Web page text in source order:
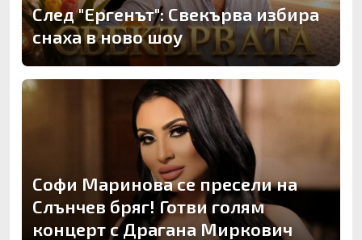
След "Ергенът": Свекърва избира
снаха в ново шоу
Софи Маринова се пресели на
Слънчев бряг! Готви голям
концерт с Драгана Миркович